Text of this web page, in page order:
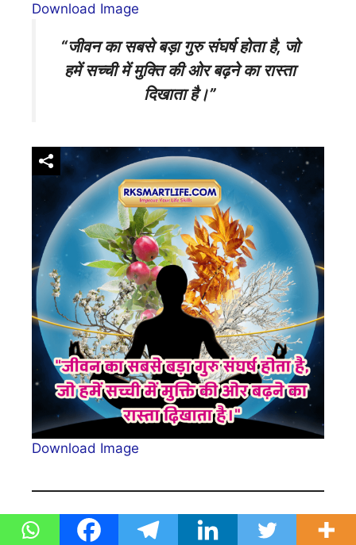
Download Image
“जीवन का सबसे बड़ा गुरु संघर्ष होता है, जो
हमें सच्ची में मुक्ति की ओर बढ़ने का रास्ता
दिखाता है।”
Download Image
Struggle Difficult Time